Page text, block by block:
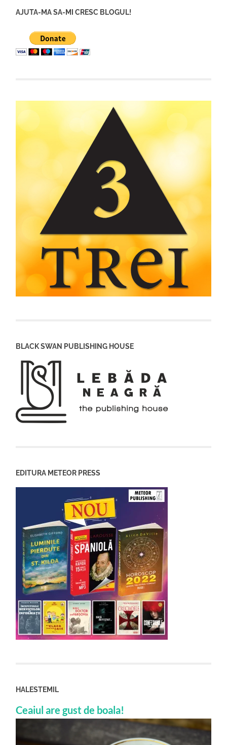
AJUTA-MA SA-MI CRESC BLOGUL!
BLACK SWAN PUBLISHING HOUSE
EDITURA METEOR PRESS
HALESTEMIL
Ceaiul are gust de boala!